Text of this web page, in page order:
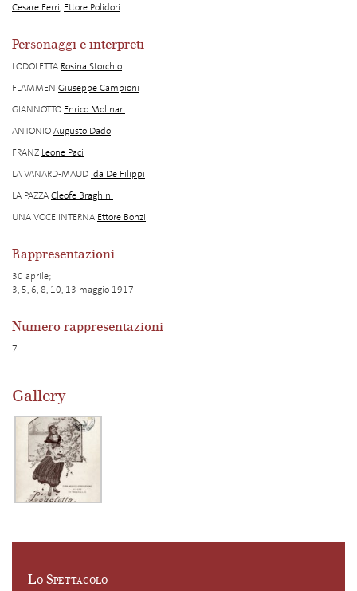
Cesare Ferri, Ettore Polidori
Personaggi e interpreti
LODOLETTA Rosina Storchio
FLAMMEN Giuseppe Campioni
GIANNOTTO Enrico Molinari
ANTONIOAugusto Dadò
FRANZ Leone Paci
LA VANARD-MAUD Ida De Filippi
LA PAZZACleofe Braghini
UNA VOCE INTERNA Ettore Bonzi
Rappresentazioni
30 aprile;
3, 5, 6, 8, 10, 13 maggio 1917
Numero rappresentazioni
7
Gallery
Lo Spettacolo